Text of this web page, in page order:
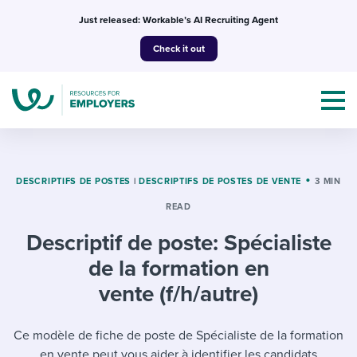
Just released: Workable’s AI Recruiting Agent
Check it out
I NEED HELP WITH...
Mobilizing AI in my work
Templates & Guides
I WANT...
I’m a jobseeker
Attend webinars & events
DESCRIPTIFS DE POSTES | DESCRIPTIFS DE POSTES DE VENTE 3 MIN
READ
Descriptif de poste: Spécialiste
de la formation en
vente (f/h/autre)
Ce modèle de fiche de poste de Spécialiste de la formation